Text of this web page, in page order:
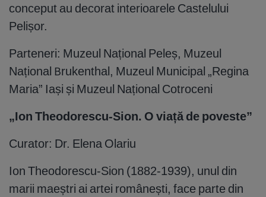
conceput au decorat interioarele Castelului
Pelișor.
Parteneri: Muzeul Național Peleș, Muzeul
Național Brukenthal, Muzeul Municipal „Regina
Maria” Iași și Muzeul Național Cotroceni
„Ion Theodorescu-Sion. O viață de poveste”
Curator: Dr. Elena Olariu
Ion Theodorescu-Sion (1882-1939), unul din
marii maeștri ai artei românești, face parte din